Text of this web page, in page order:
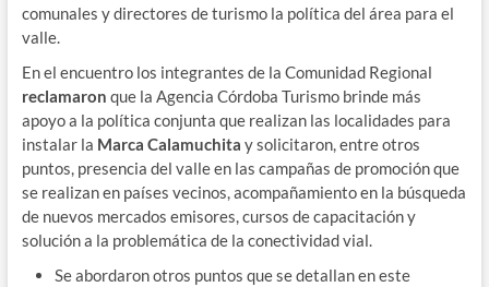
comunales y directores de turismo la política del área para el
valle.
En el encuentro los integrantes de la Comunidad Regional
reclamaron que la Agencia Córdoba Turismo brinde más
apoyo a la política conjunta que realizan las localidades para
instalar la Marca Calamuchita y solicitaron, entre otros
puntos, presencia del valle en las campañas de promoción que
se realizan en países vecinos, acompañamiento en la búsqueda
de nuevos mercados emisores, cursos de capacitación y
solución a la problemática de la conectividad vial.
Se abordaron otros puntos que se detallan en este